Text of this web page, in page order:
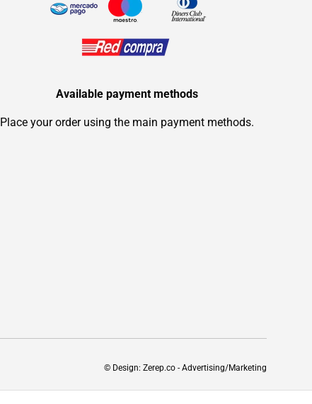
Available payment methods
Place your order using the main payment methods.
© Design: Zerep.co - Advertising/Marketing